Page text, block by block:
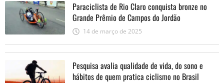
Paraciclista de Rio Claro conquista bronze no
Grande Prêmio de Campos do Jordão
14 de março de 2025
Pesquisa avalia qualidade de vida, do sono e
hábitos de quem pratica ciclismo no Brasil